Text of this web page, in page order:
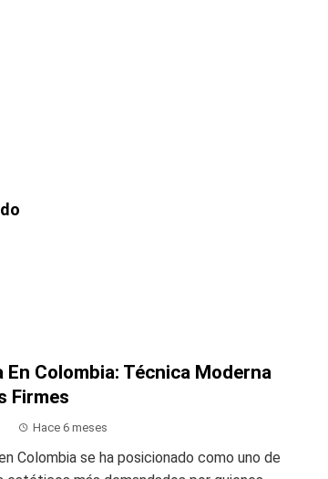
En Colombia: Técnica Moderna
Firmes
Hace 6 meses
Colombia se ha posicionado como uno de